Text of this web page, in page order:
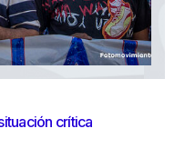
crítica